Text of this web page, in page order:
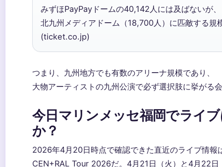
みずほPayPayドームの40,142人には及ばないが、
北九州メディアドーム（18,700人）に匹敵する規
(ticket.co.jp)
つまり、九州地方でも有数のアリーナ規模であり、
大物アーティストの九州公演で必ず選択肢に挙がる
今日マリンメッセ福岡でライ
か？
2026年4月20日時点で確認できた直近のライブ情報
CEN+RAL Tour 2026だ。4月21日（火）と4月22日